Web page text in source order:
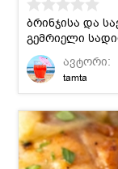
ბრინჯისა და
გემრიელი
ავტორი:
tamta